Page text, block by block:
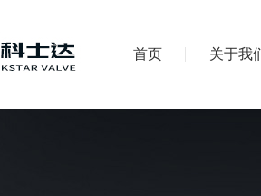
首页 关于我